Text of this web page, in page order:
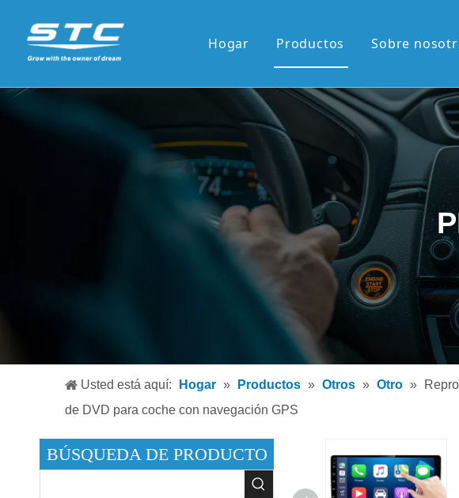
Hogar Productos
Serie OEM de 13,1'
Serie OEM de 12,3'
Pantalla 2K de 10,36'
Pantalla vertical de 9,7'
7'panel retráctil Android
9'/10'android
Los recién llegados
Reproductor de MP3 para
Sobre
Usted está aquí: Hogar » Productos » Otros » Otro »
de DVD para coche con navegación GPS
BÚSQUEDA DE PRODUCTO